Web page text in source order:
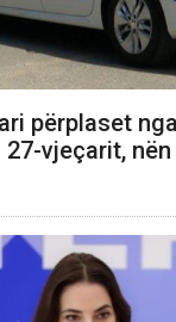
përplaset
27-vjeçarit,